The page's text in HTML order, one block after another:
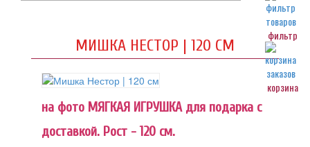
фильтр
корзина
МИШКА НЕСТОР | 120 СМ
на фото МЯГКАЯ ИГРУШКА для подарка с
доставкой. Рост - 120 см.